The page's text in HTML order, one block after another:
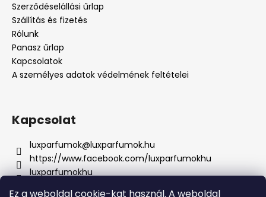
Ez a weboldal cookie-kat használ. A weboldal
Szerződéselállási űrlap
Szállítás és fizetés
Rólunk
Panasz űrlap
Kapcsolatok
A személyes adatok védelmének feltételei
Kapcsolat
luxparfumok@luxparfumok.hu
https://www.facebook.com/luxparfumokhu
luxparfumokhu